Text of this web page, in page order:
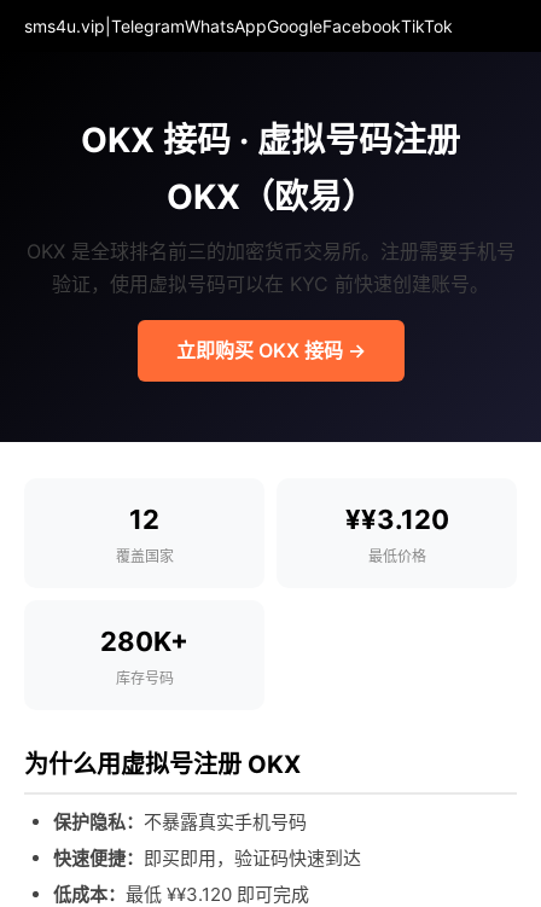
sms4u.vip TelegramWhatsAppGoogleFacebookTikTok
OKX 接码 · 虚拟号码注册
OKX（欧易）
OKX 是全球排名前三的加密货币交易所。注册需要手机号
验证，使用虚拟号码可以在 KYC 前快速创建账号。
立即购买 OKX 接码 →
12
覆盖国家
¥¥3.120
最低价格
280K+
库存号码
为什么用虚拟号注册 OKX
保护隐私： 不暴露真实手机号码
快速便捷： 即买即用，验证码快速到达
低成本： 最低 ¥¥3.120 即可完成